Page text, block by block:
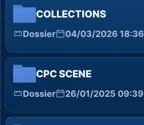
COLLECTIONS
Dossier 04/03/2026 18:36
CPC SCENE
Dossier 26/01/2025 09:39